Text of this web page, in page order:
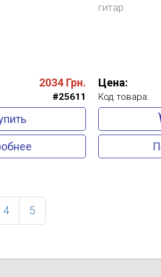
2034 Грн.
#25611
гитар
Цена:
Код товара:
4 5